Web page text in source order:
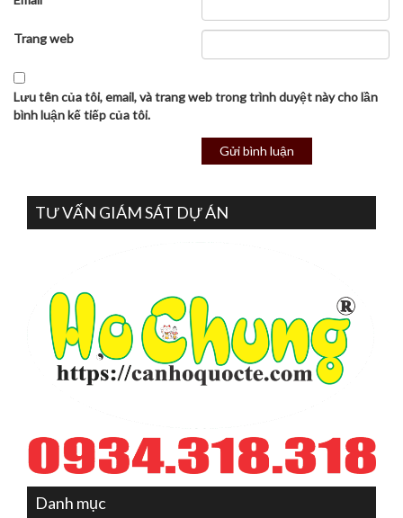
Trang web
Lưu tên của tôi, email, và trang web trong trình duyệt này cho lần
bình luận kế tiếp của tôi.
TƯ VẤN GIÁM SÁT DỰ ÁN
Danh mục